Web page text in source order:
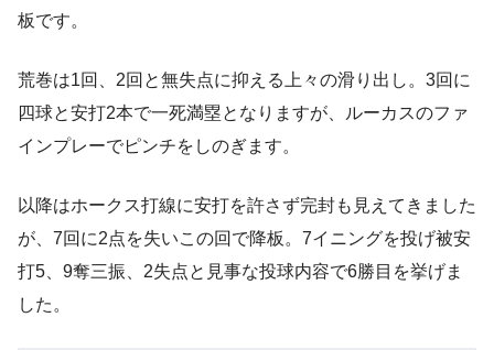
板です。
荒巻は1回、2回と無失点に抑える上々の滑り出し。3回に
四球と安打2本で一死満塁となりますが、ルーカスのファ
インプレーでピンチをしのぎます。
以降はホークス打線に安打を許さず完封も見えてきました
が、7回に2点を失いこの回で降板。7イニングを投げ被安
打5、9奪三振、2失点と見事な投球内容で6勝目を挙げま
した。